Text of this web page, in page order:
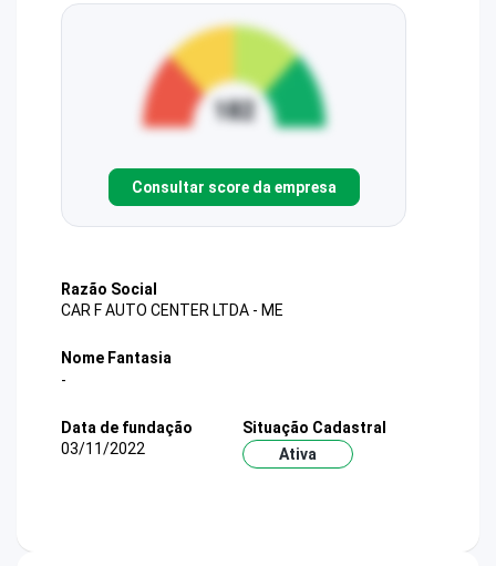
Consultar score da empresa
Razão Social
CAR F AUTO CENTER LTDA - ME
Nome Fantasia
-
Data de fundação
03/11/2022
Situação Cadastral
Ativa